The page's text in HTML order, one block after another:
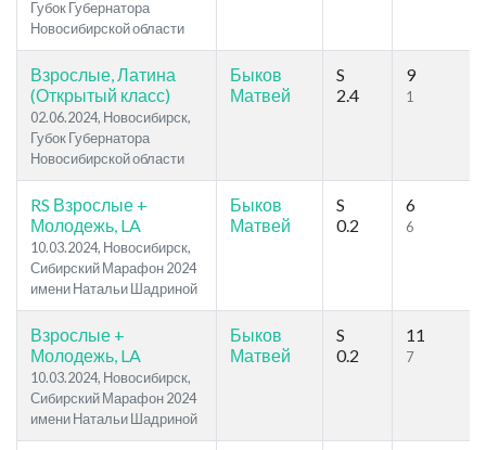
Губок Губернатора
Новосибирской области
Взрослые, Латина
(Открытый класс)
02.06.2024, Новосибирск,
Губок Губернатора
Новосибирской области
Быков
Матвей
S
2.4
9
1
RS Взрослые +
Молодежь, LA
10.03.2024, Новосибирск,
Сибирский Марафон 2024
имени Натальи Шадриной
Быков
Матвей
S
0.2
6
6
Взрослые +
Молодежь, LA
10.03.2024, Новосибирск,
Сибирский Марафон 2024
имени Натальи Шадриной
Быков
Матвей
S
0.2
11
7